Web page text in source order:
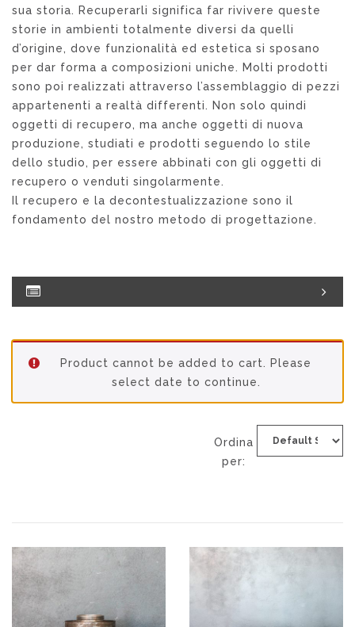
sua storia. Recuperarli significa far rivivere queste
storie in ambienti totalmente diversi da quelli
d’origine, dove funzionalità ed estetica si sposano
per dar forma a composizioni uniche. Molti prodotti
sono poi realizzati attraverso l’assemblaggio di pezzi
appartenenti a realtà differenti. Non solo quindi
oggetti di recupero, ma anche oggetti di nuova
produzione, studiati e prodotti seguendo lo stile
dello studio, per essere abbinati con gli oggetti di
recupero o venduti singolarmente.
Il recupero e la decontestualizzazione sono il
fondamento del nostro metodo di progettazione.
Product cannot be added to cart. Please
select date to continue.
Ordina
per: